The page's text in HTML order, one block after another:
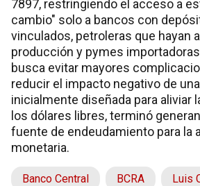
7897, restringiendo el acceso a
cambio" solo a bancos con
vinculados, petroleras que hayan
producción y pymes
busca evitar mayores
reducir el impacto negativo de
inicialmente diseñada para aliviar
los dólares libres, terminó
fuente de endeudamiento para la
monetaria.
Banco Central BCRA Luis